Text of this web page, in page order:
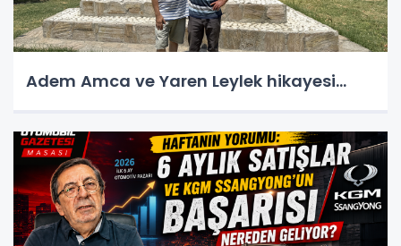
Adem Amca ve Yaren Leylek hikayesi...